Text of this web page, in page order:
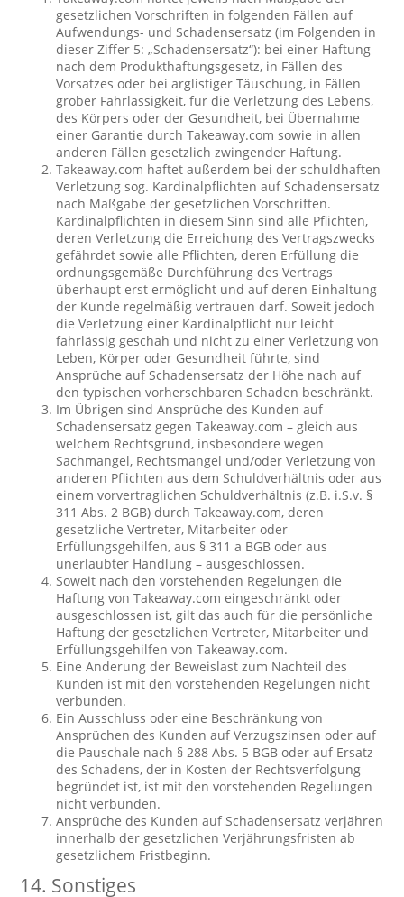
gesetzlichen Vorschriften in folgenden Fällen auf
Aufwendungs- und Schadensersatz (im Folgenden in
dieser Ziffer 5: „Schadensersatz“): bei einer Haftung
nach dem Produkthaftungsgesetz, in Fällen des
Vorsatzes oder bei arglistiger Täuschung, in Fällen
grober Fahrlässigkeit, für die Verletzung des Lebens,
des Körpers oder der Gesundheit, bei Übernahme
einer Garantie durch Takeaway.com sowie in allen
anderen Fällen gesetzlich zwingender Haftung.
Takeaway.com haftet außerdem bei der schuldhaften
Verletzung sog. Kardinalpflichten auf Schadensersatz
nach Maßgabe der gesetzlichen Vorschriften.
Kardinalpflichten in diesem Sinn sind alle Pflichten,
deren Verletzung die Erreichung des Vertragszwecks
gefährdet sowie alle Pflichten, deren Erfüllung die
ordnungsgemäße Durchführung des Vertrags
überhaupt erst ermöglicht und auf deren Einhaltung
der Kunde regelmäßig vertrauen darf. Soweit jedoch
die Verletzung einer Kardinalpflicht nur leicht
fahrlässig geschah und nicht zu einer Verletzung von
Leben, Körper oder Gesundheit führte, sind
Ansprüche auf Schadensersatz der Höhe nach auf
den typischen vorhersehbaren Schaden beschränkt.
Im Übrigen sind Ansprüche des Kunden auf
Schadensersatz gegen Takeaway.com – gleich aus
welchem Rechtsgrund, insbesondere wegen
Sachmangel, Rechtsmangel und/oder Verletzung von
anderen Pflichten aus dem Schuldverhältnis oder aus
einem vorvertraglichen Schuldverhältnis (z.B. i.S.v. §
311 Abs. 2 BGB) durch Takeaway.com, deren
gesetzliche Vertreter, Mitarbeiter oder
Erfüllungsgehilfen, aus § 311 a BGB oder aus
unerlaubter Handlung – ausgeschlossen.
Soweit nach den vorstehenden Regelungen die
Haftung von Takeaway.com eingeschränkt oder
ausgeschlossen ist, gilt das auch für die persönliche
Haftung der gesetzlichen Vertreter, Mitarbeiter und
Erfüllungsgehilfen von Takeaway.com.
Eine Änderung der Beweislast zum Nachteil des
Kunden ist mit den vorstehenden Regelungen nicht
verbunden.
Ein Ausschluss oder eine Beschränkung von
Ansprüchen des Kunden auf Verzugszinsen oder auf
die Pauschale nach § 288 Abs. 5 BGB oder auf Ersatz
des Schadens, der in Kosten der Rechtsverfolgung
begründet ist, ist mit den vorstehenden Regelungen
nicht verbunden.
Ansprüche des Kunden auf Schadensersatz verjähren
innerhalb der gesetzlichen Verjährungsfristen ab
gesetzlichem Fristbeginn.
14. Sonstiges